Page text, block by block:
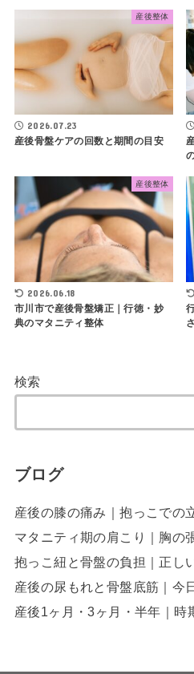
産後整体
2026.07.23
産後骨盤ケアの回数と期間の目安
産後整体
2026.06.18
市川市で産後骨盤矯正｜行徳・妙
典のマタニティ整体
検索
ブログ
産後の膝の痛み｜抱っこでの
マタニティ期の肩こり｜胸の
抱っこ紐と骨盤の負担｜正し
産後の尿もれと骨盤底筋｜今
産後1ヶ月・3ヶ月・半年｜時